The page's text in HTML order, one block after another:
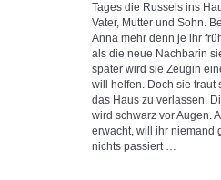
Tages die Russels ins
Vater, Mutter und Sohn.
Anna mehr denn je ihr
als die neue Nachbarin
später wird sie Zeugin
will helfen. Doch sie traut
das Haus zu verlassen.
wird schwarz vor Augen.
erwacht, will ihr niemand
nichts passiert …